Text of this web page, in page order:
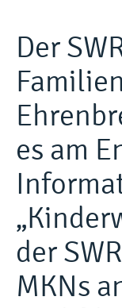
Der
es am
der
MKNs